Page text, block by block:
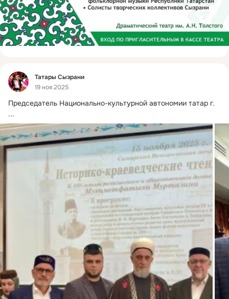
Фид
Татары Сызрани
19 ноя 2025
Председатель Национально-культурной автономии татар г.
...